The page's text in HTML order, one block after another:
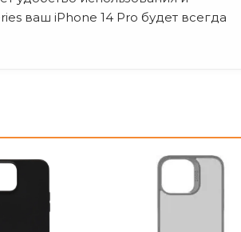
ваш iPhone 14 Pro будет всегда